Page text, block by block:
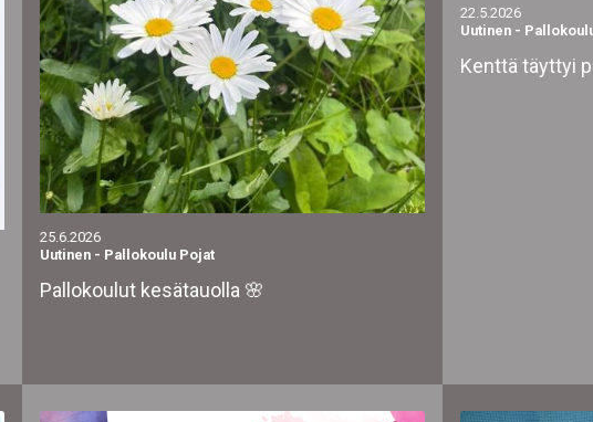
25.6.2026
Uutinen - Pallokoulu Pojat
Pallokoulut kesätauolla 🌸
22.5.2026
Uutinen -
Kenttä täyttyi